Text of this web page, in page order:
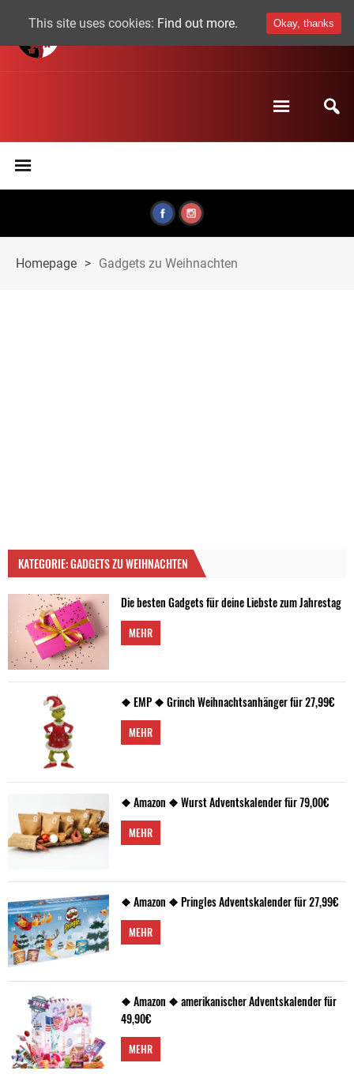
Homepage > Gadgets zu Weihnachten
KATEGORIE: GADGETS ZU WEIHNACHTEN
Die besten Gadgets für deine Liebste zum Jahrestag
MEHR
❖ EMP ❖ Grinch Weihnachtsanhänger für 27,99€
MEHR
❖ Amazon ❖ Wurst Adventskalender für 79,00€
MEHR
❖ Amazon ❖ Pringles Adventskalender für 27,99€
MEHR
❖ Amazon ❖ amerikanischer Adventskalender für
49,90€
MEHR
This site uses cookies: Find out more. Okay, thanks